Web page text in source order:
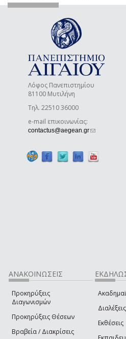
Λόφος Πανεπιστημίου
81100 Μυτιλήνη
Τηλ. 22510 36000
e-mail επικοινωνίας:
contactus@aegean.gr(link sends
ΑΝΑΚΟΙΝΩΣΕΙΣ
Προκηρύξεις
Διαγωνισμών
Προκηρύξεις Θέσεων
Βραβεία / Διακρίσεις
Διαλέξεις
Εκθέσεις